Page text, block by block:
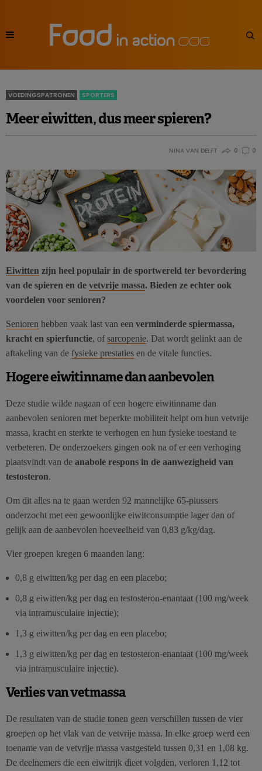
VOEDINGSPATRONEN SPORTERS
Meer eiwitten, dus meer spieren?
NINA VAN DELFT 0 0
Eiwitten zijn heel populair in de sportwereld ter bevordering
van de spieren en de vetvrije massa. Bieden ze echter ook
voordelen voor senioren?
Senioren hebben vaak last van een verminderde spiermassa,
kracht en spierfunctie, ofsarcopenie. Dat wordt gelinkt aan de
aftakeling van de fysieke prestaties en de vitale functies.
Hogere eiwitinname dan aanbevolen
Deze studie wilde nagaan of een hogere eiwitinname dan
aanbevolen senioren met beperkte mobiliteit helpt om hun vetvrije
massa, kracht en sterkte te verhogen en hun fysieke toestand te
verbeteren. De onderzoekers gingen ook na of er een verhoging
plaatsvindt van de anabole respons in de aanwezigheid van
testosteron.
Om dit alles na te gaan werden 92 mannelijke 65-plussers
onderzocht met een gewoonlijke eiwitconsumptie lager dan of
gelijk aan de aanbevolen hoeveelheid van 0,83 g/kg/dag.
Vier groepen kregen 6 maanden lang:
0,8 g eiwitten/kg per dag en een placebo;
0,8 g eiwitten/kg per dag en testosteron-enantaat (100 mg/week
via intramusculaire injectie);
1,3 g eiwitten/kg per dag en een placebo;
1,3 g eiwitten/kg per dag en testosteron-enantaat (100 mg/week
via intramusculaire injectie).
Verlies van vetmassa
De resultaten van de studie tonen geen verschillen tussen de vier
groepen op het vlak van de vetvrije massa. In elke groep werd een
toename van de vetvrije massa vastgesteld tussen 0,31 en 1,08 kg.
De deelnemers die een eiwitrijk dieet volgden, verloren 1,12 tot